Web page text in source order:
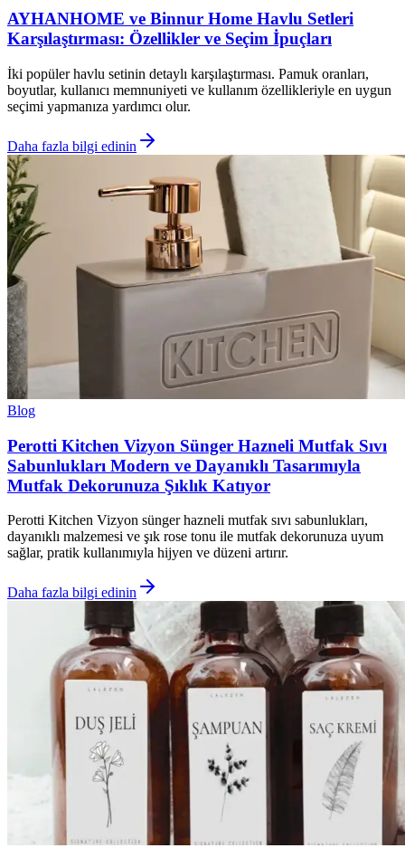
AYHANHOME ve Binnur Home Havlu Setleri
Karşılaştırması: Özellikler ve Seçim İpuçları
İki popüler havlu setinin detaylı karşılaştırması. Pamuk oranları,
boyutlar, kullanıcı memnuniyeti ve kullanım özellikleriyle en uygun
seçimi yapmanıza yardımcı olur.
Daha fazla bilgi edinin
Blog
Perotti Kitchen Vizyon Sünger Hazneli Mutfak Sıvı
Sabunlukları Modern ve Dayanıklı Tasarımıyla
Mutfak Dekorunuza Şıklık Katıyor
Perotti Kitchen Vizyon sünger hazneli mutfak sıvı sabunlukları,
dayanıklı malzemesi ve şık rose tonu ile mutfak dekorunuza uyum
sağlar, pratik kullanımıyla hijyen ve düzeni artırır.
Daha fazla bilgi edinin